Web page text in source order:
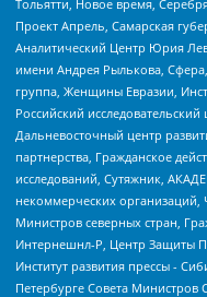
Тольятти, Новое время,
Проект Апрель, Самарская
Аналитический Центр Юрия
имени Андрея Рылькова,
группа, Женщины Евразии,
Российский
Дальневосточный центр
партнерства, Гражданское
исследований, Сутяжник,
некоммерческих организаций,
Министров северных стран,
Интернешнл-Р, Центр Защиты
Институт развития прессы -
Петербурге Совета